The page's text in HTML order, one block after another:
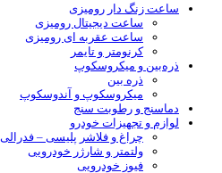
ساعت زنگ دار رومیزی
ساعت دیجیتال رومیزی
ساعت عقربه ای رومیزی
کرنومتر و تایمر
ذره‌بین و میکروسکوپ
ذره بین
میکروسکوپ و آندوسکوپ
دماسنج و رطوبت سنج
لوازم و تجهیزات خودرو
چراغ و فلاشر پلیسی – فدرالی
ولتمتر و شارژر خودرویی
فیوز خودرویی